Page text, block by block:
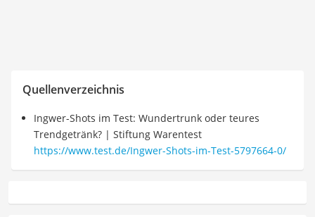
Quellenverzeichnis
Ingwer-Shots im Test: Wundertrunk oder teures
Trendgetränk? | Stiftung Warentest
https://www.test.de/Ingwer-Shots-im-Test-5797664-0/